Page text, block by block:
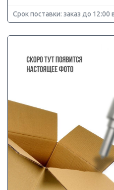
Срок поставки: заказ до 12:00